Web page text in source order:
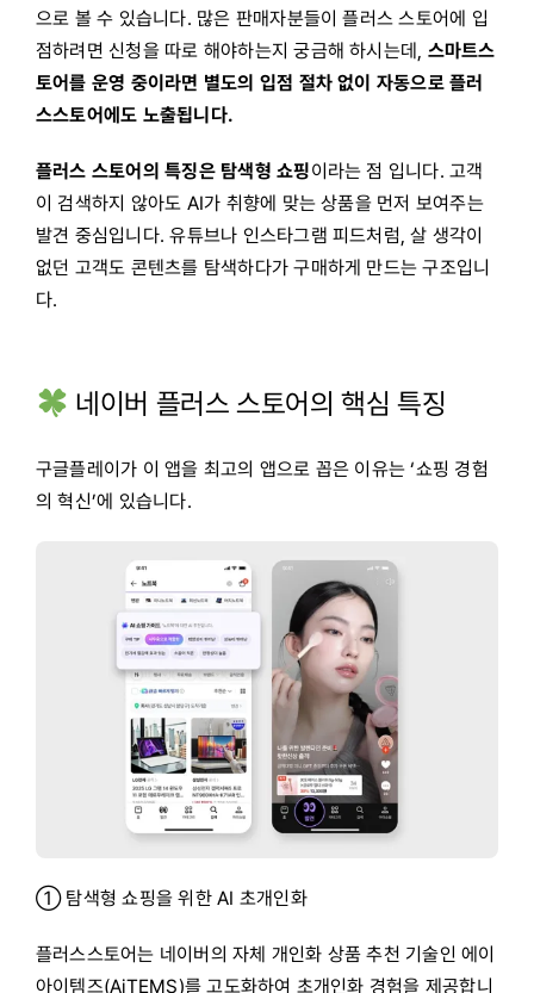
으로 볼 수 있습니다. 많은 판매자분들이 플러스 스토어에 입
점하려면 신청을 따로 해야하는지 궁금해 하시는데, 스마트스
토어를 운영 중이라면 별도의 입점 절차 없이 자동으로 플러
스스토어에도 노출됩니다.
플러스 스토어의 특징은 탐색형 쇼핑이라는 점 입니다. 고객
이 검색하지 않아도 AI가 취향에 맞는 상품을 먼저 보여주는
발견 중심입니다. 유튜브나 인스타그램 피드처럼, 살 생각이
없던 고객도 콘텐츠를 탐색하다가 구매하게 만드는 구조입니
다.
네이버 플러스 스토어의 핵심 특징
구글플레이가 이 앱을 최고의 앱으로 꼽은 이유는 ‘쇼핑 경험
의 혁신’에 있습니다.
① 탐색형 쇼핑을 위한 AI 초개인화
플러스스토어는 네이버의 자체 개인화 상품 추천 기술인 에이
아이템즈(AiTEMS)를 고도화하여 초개인화 경험을 제공합니